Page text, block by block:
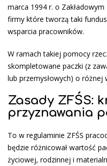
marca 1994 r. o
firmy które tworzą taki
wsparcia pracowników.
W ramach takiej pomocy
skompletowane paczki (z
lub przemysłowych) o różnej
Zasady ZFŚS:
przyznawania
To w regulaminie ZFŚS
będzie różnicował wartość
życiowej, rodzinnej i